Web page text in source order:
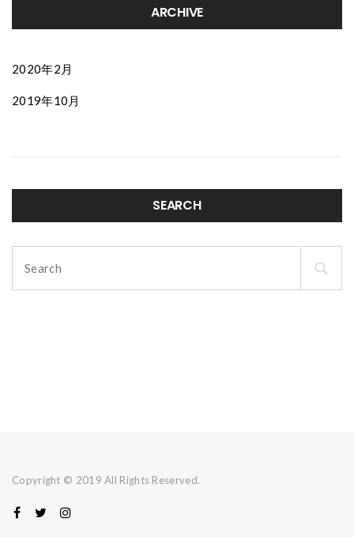
ARCHIVE
2020年2月
2019年10月
SEARCH
for:
Copyright © 2019 All Rights Reserved.